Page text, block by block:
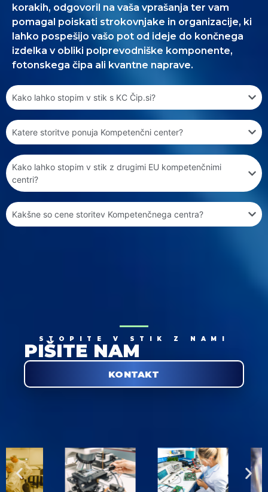
korakih, odgovoril na vaša vprašanja ter vam
pomagal poiskati strokovnjake in organizacije, ki
lahko pospešijo vašo pot od ideje do končnega
izdelka v obliki polprevodniške komponente,
fotonskega čipa ali kvantne naprave.
Kako lahko stopim v stik s KC Čip.si?
Katere storitve ponuja Kompetenčni center?
Kako lahko stopim v stik z drugimi EU kompetenčnimi
centri?
Kakšne so cene storitev Kompetenčnega centra?
STOPITE V STIK Z NAMI
PIŠITE NAM
KONTAKT